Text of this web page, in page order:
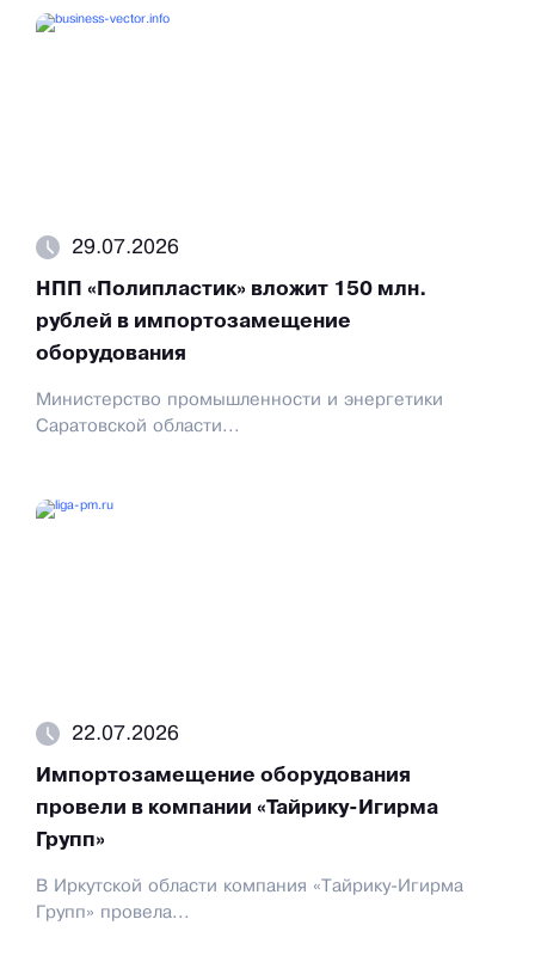
29.07.2026
НПП «Полипластик» вложит 150 млн.
рублей в импортозамещение
оборудования
Министерство промышленности и энергетики
Саратовской области...
22.07.2026
Импортозамещение оборудования
провели в компании «Тайрику-Игирма
Групп»
В Иркутской области компания «Тайрику-Игирма
Групп» провела...